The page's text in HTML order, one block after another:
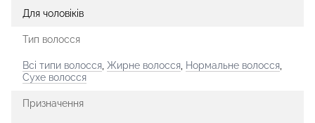
Для чоловіків
Тип волосся
Всі типи волосся Жирне волосся Нормальне волосся
Сухе волосся
Призначення